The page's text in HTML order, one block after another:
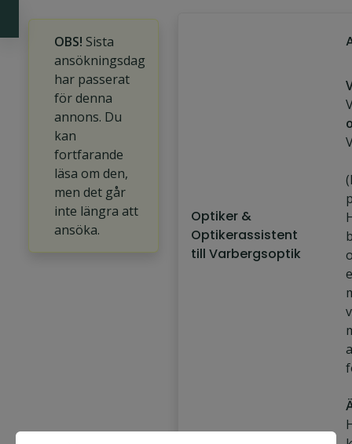
OBS! Sista
ansökningsdag
har passerat
för denna
annons. Du
kan
fortfarande
läsa om den,
men det går
inte längra att
ansöka.
Optiker &
Optikerassistent
till Varbergsoptik